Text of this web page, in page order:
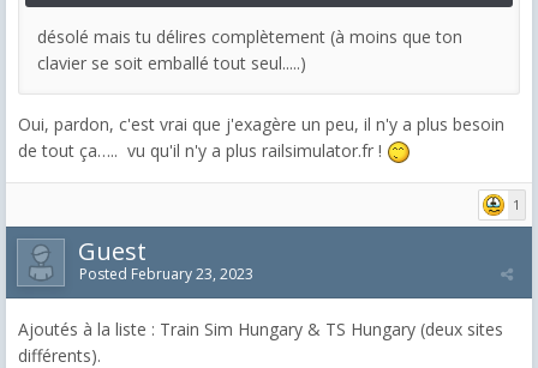
désolé mais tu délires complètement (à moins que ton
clavier se soit emballé tout seul.....)
Oui, pardon, c'est vrai que j'exagère un peu, il n'y a plus besoin
de tout ça….. vu qu'il n'y a plus railsimulator.fr !
1
Guest
Posted February 23, 2023
Ajoutés à la liste : Train Sim Hungary & TS Hungary (deux sites
différents).